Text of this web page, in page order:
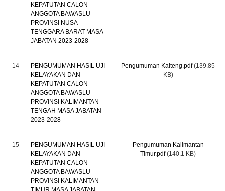
KEPATUTAN CALON
ANGGOTA BAWASLU
PROVINSI NUSA
TENGGARA BARAT MASA
JABATAN 2023-2028
14
PENGUMUMAN HASIL UJI
KELAYAKAN DAN
KEPATUTAN CALON
ANGGOTA BAWASLU
PROVINSI KALIMANTAN
TENGAH MASA JABATAN
2023-2028
Pengumuman Kalteng.pdf (139.85
KB)
15
PENGUMUMAN HASIL UJI
KELAYAKAN DAN
KEPATUTAN CALON
ANGGOTA BAWASLU
PROVINSI KALIMANTAN
Pengumuman Kalimantan
Timur.pdf (140.1 KB)